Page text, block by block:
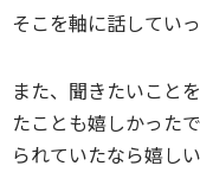
そこを軸に話してい
また、聞きたいこと
たことも嬉しかった
られていたなら嬉し